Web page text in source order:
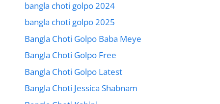
bangla choti golpo 2024
bangla choti golpo 2025
Bangla Choti Golpo Baba Meye
Bangla Choti Golpo Free
Bangla Choti Golpo Latest
Bangla Choti Jessica Shabnam